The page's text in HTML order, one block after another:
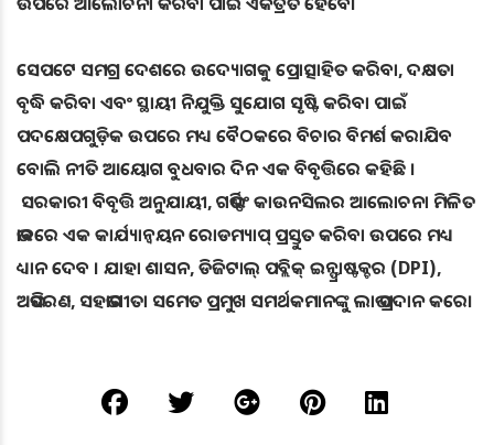
ସେପଟେ ସମଗ୍ର ଦେଶରେ ଉଦ୍ୟୋଗକୁ ପ୍ରୋତ୍ସାହିତ କରିବା, ଦକ୍ଷତା
ବୃଦ୍ଧି କରିବା ଏବଂ ସ୍ଥାୟୀ ନିଯୁକ୍ତି ସୁଯୋଗ ସୃଷ୍ଟି କରିବା ପାଇଁ
ପଦକ୍ଷେପଗୁଡ଼ିକ ଉପରେ ମଧ୍ୟ ବୈଠକରେ ବିଚାର ବିମର୍ଶ କରାଯିବ
ବୋଲି ନୀତି ଆୟୋଗ ବୁଧବାର ଦିନ ଏକ ବିବୃତ୍ତିରେ କହିଛି ।
ସରକାରୀ ବିବୃତ୍ତି ଅନୁଯାୟୀ, ଗଭର୍ଣ୍ଣିଂ କାଉନସିଲର ଆଲୋଚନା ମିଳିତ
ଭାବରେ ଏକ କାର୍ଯ୍ୟାନ୍ୱୟନ ରୋଡମ୍ୟାପ୍ ପ୍ରସ୍ତୁତ କରିବା ଉପରେ ମଧ୍ୟ
ଧ୍ୟାନ ଦେବ । ଯାହା ଶାସନ, ଡିଜିଟାଲ୍ ପବ୍ଲିକ୍ ଇନ୍ଫ୍ରାଷ୍ଟକ୍ଚର (DPI),
ଅଭିସରଣ, ସହଭାଗୀତା ସମେତ ପ୍ରମୁଖ ସମର୍ଥକମାନଙ୍କୁ ଲାଭ ପ୍ରଦାନ କରେ।